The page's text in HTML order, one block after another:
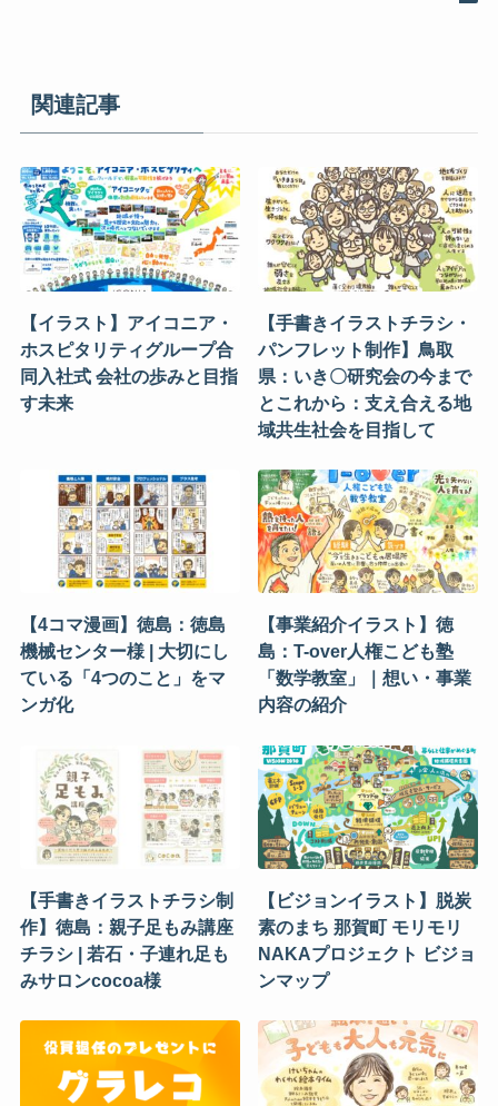
関連記事
【イラスト】アイコニア・
ホスピタリティグループ合
同入社式 会社の歩みと目指
す未来
【手書きイラストチラシ・
パンフレット制作】鳥取
県：いき〇研究会の今まで
とこれから：支え合える地
域共生社会を目指して
【4コマ漫画】徳島：徳島
機械センター様 | 大切にし
ている「4つのこと」をマ
ンガ化
【事業紹介イラスト】徳
島：T-over人権こども塾
「数学教室」｜想い・事業
内容の紹介
【手書きイラストチラシ制
作】徳島：親子足もみ講座
チラシ | 若石・子連れ足も
みサロンcocoa様
【ビジョンイラスト】脱炭
素のまち 那賀町 モリモリ
NAKAプロジェクト ビジョ
ンマップ